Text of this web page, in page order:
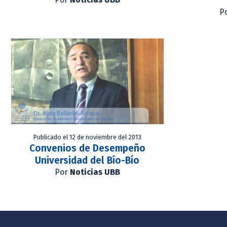
Publicado el 12 de noviembre del 2013
Convenios de Desempeño
Universidad del Bío-Bío
Por Noticias UBB